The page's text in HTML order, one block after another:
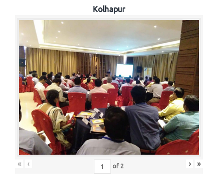
Kolhapur
« ‹ of 2 › »